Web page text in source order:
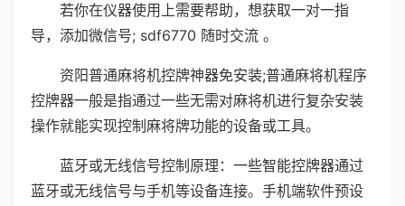
若你在仪器使用上需要帮助，想获取一对一指
导，添加微信号; sdf6770 随时交流 。
资阳普通麻将机控牌神器免安装;普通麻将机程序
控牌器一般是指通过一些无需对麻将机进行复杂安装
操作就能实现控制麻将牌功能的设备或工具。
蓝牙或无线信号控制原理：一些智能控牌器通过
蓝牙或无线信号与手机等设备连接。手机端软件预设